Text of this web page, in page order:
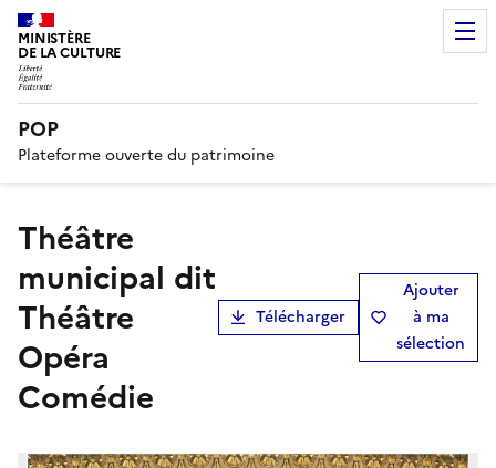
MINISTÈRE
DE LA CULTURE
POP
Plateforme ouverte du patrimoine
théâtre
municipal dit
Théâtre
Opéra
Comédie
Télécharger
Ajouter
à ma
sélection